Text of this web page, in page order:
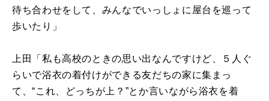
待ち合わせをして、みんなでいっしょに屋台を巡って
歩いたり」
上田「私も高校のときの思い出なんですけど、５人ぐ
らいで浴衣の着付けができる友だちの家に集まっ
て、“これ、どっちが上？”とか言いながら浴衣を着